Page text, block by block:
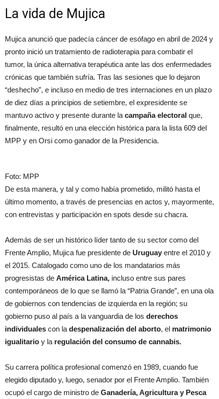
La vida de Mujica
Mujica anunció que padecía cáncer de esófago en abril de 2024 y
pronto inició un tratamiento de radioterapia para combatir el
tumor, la única alternativa terapéutica ante las dos enfermedades
crónicas que también sufría. Tras las sesiones que lo dejaron
“deshecho”, e incluso en medio de tres internaciones en un plazo
de diez días a principios de setiembre, el expresidente se
mantuvo activo y presente durante la campaña electoral que,
finalmente, resultó en una elección histórica para la lista 609 del
MPP y en Orsi como ganador de la Presidencia.
Foto: MPP
De esta manera, y tal y como había prometido, militó hasta el
último momento, a través de presencias en actos y, mayormente,
con entrevistas y participación en spots desde su chacra.
Además de ser un histórico líder tanto de su sector como del
Frente Amplio, Mujica fue presidente de Uruguay entre el 2010 y
el 2015. Catalogado como uno de los mandatarios más
progresistas de América Latina, incluso entre sus pares
contemporáneos de lo que se llamó la “Patria Grande”, en una ola
de gobiernos con tendencias de izquierda en la región; su
gobierno puso al país a la vanguardia de los derechos
individuales con la despenalización del aborto, el matrimonio
igualitario y la regulación del consumo de cannabis.
Su carrera política profesional comenzó en 1989, cuando fue
elegido diputado y, luego, senador por el Frente Amplio. También
ocupó el cargo de ministro de Ganadería, Agricultura y Pesca